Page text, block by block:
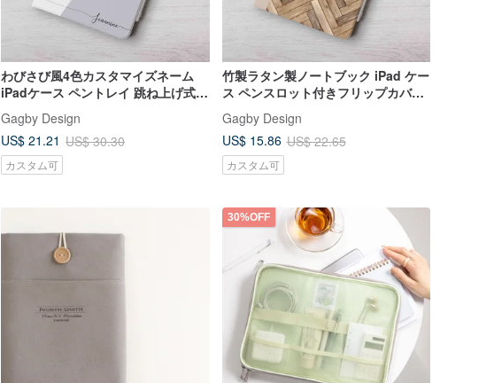
わびさび風4色カスタマイズネーム
iPadケース ペントレイ 跳ね上げ式保
護カバー Air 6 mini 6
Gagby Design
US$ 21.21 US$ 30.30
カスタム可
竹製ラタン製ノートブック iPad ケー
ス ペンスロット付きフリップカバー
Air 7 mini 7 Pro 13
Gagby Design
US$ 15.86 US$ 22.65
カスタム可
30%OFF